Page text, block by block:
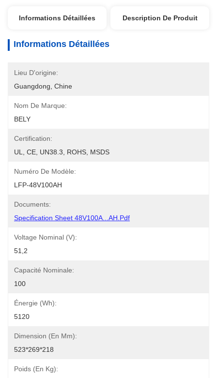
Informations Détaillées Description De Produit
Informations Détaillées
Lieu D'origine:
Guangdong, Chine
Nom De Marque:
BELY
Certification:
UL, CE, UN38.3, ROHS, MSDS
Numéro De Modèle:
LFP-48V100AH
Documents:
Specification Sheet 48V100A...AH.pdf
Voltage Nominal (V):
51,2
Capacité Nominale:
100
Énergie (Wh):
5120
Dimension (en Mm):
523*269*218
Poids (en Kg):